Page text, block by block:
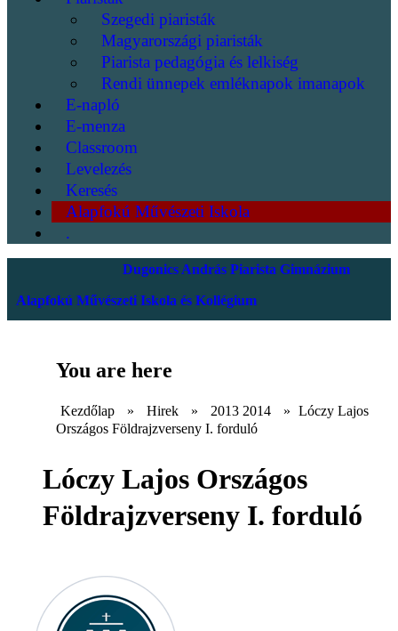
Szegedi piaristák
Magyarországi piaristák
Piarista pedagógia és lelkiség
Rendi ünnepek emléknapok imanapok
E-napló
E-menza
Classroom
Levelezés
Keresés
Alapfokú Művészeti Iskola
.
Dugonics András Piarista Gimnázium
Alapfokú Művészeti Iskola és Kollégium
You are here
Kezdőlap » Hirek » 2013 2014 » Lóczy Lajos
Országos Földrajzverseny I. forduló
Lóczy Lajos Országos
Földrajzverseny I. forduló